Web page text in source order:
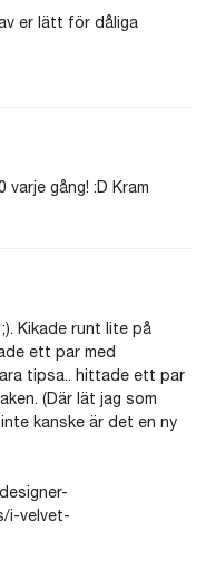
er lätt för dåliga
varje gång! :D Kram
Kikade runt lite på
ett par med
tipsa.. hittade ett par
(Där lät jag som
kanske är det en ny
i-velvet-